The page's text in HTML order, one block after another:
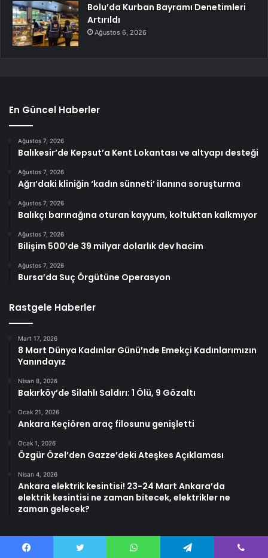
Bolu’da Kurban Bayramı Denetimleri
Artırıldı
Ağustos 6, 2026
En Güncel Haberler
Ağustos 7, 2026
Balıkesir’de Kepsut’a Kent Lokantası ve altyapı desteği
Ağustos 7, 2026
Ağrı’daki kliniğin ‘kadın sünneti’ ilanına soruşturma
Ağustos 7, 2026
Balıkçı barınağına oturan kayyum, koltuktan kalkmıyor
Ağustos 7, 2026
Bilişim 500’de 39 milyar dolarlık dev hacim
Ağustos 7, 2026
Bursa’da Suç Örgütüne Operasyon
Rastgele Haberler
Mart 17, 2026
8 Mart Dünya Kadınlar Günü’nde Emekçi Kadınlarımızın
Yanındayız
Nisan 8, 2026
Bakırköy’de Silahlı Saldırı: 1 Ölü, 9 Gözaltı
Ocak 21, 2026
Ankara Keçiören araç filosunu genişletti
Ocak 1, 2026
Özgür Özel’den Gazze’deki Ateşkes Açıklaması
Nisan 4, 2026
Ankara elektrik kesintisi! 23-24 Mart Ankara’da
elektrik kesintisi ne zaman bitecek, elektrikler ne
zaman gelecek?